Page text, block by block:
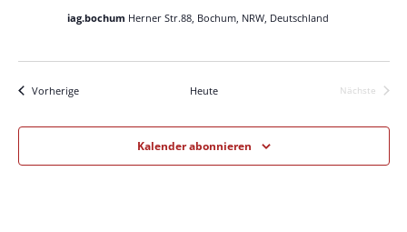
iag.bochum Herner Str.88, Bochum, NRW, Deutschland
VorherigeVeranstaltungen Heute
Nächste
Kalender abonnieren